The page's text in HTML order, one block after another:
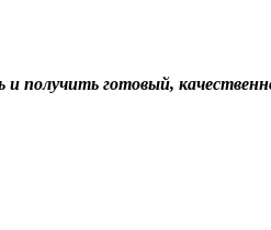
получить готовый,